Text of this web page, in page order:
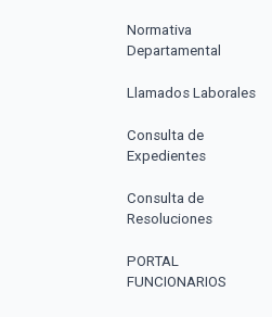
Normativa
Departamental
Llamados Laborales
Consulta de
Expedientes
Consulta de
Resoluciones
PORTAL
FUNCIONARIOS